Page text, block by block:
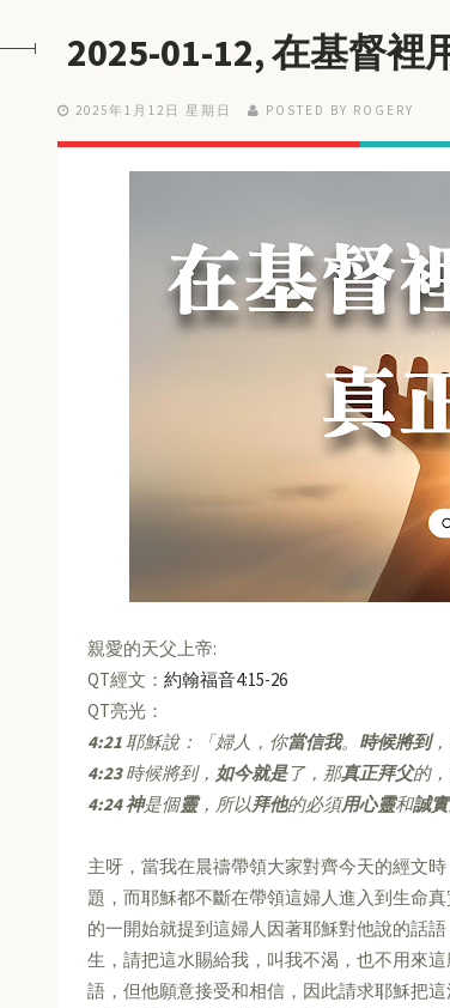
2025-01-12, 在基督裡
2025年1月12日 星期日 POSTED BY ROGERY
親愛的天父上帝:
QT經文： 約翰福音4:15-26
QT亮光：
4:21耶穌說：「婦人，你當信我。 時候將到
4:23時候將到， 如今就是了，那真正拜父的
4:24神是個靈，所以拜他的必須用心靈和誠
主呀，當我在晨禱帶領大家對齊今天的經文
題，而耶穌都不斷在帶領這婦人進入到生命
的一開始就提到這婦人因著耶穌對他說的話
生，請把這水賜給我，叫我不渴，也不用來
語，但他願意接受和相信，因此請求耶穌把